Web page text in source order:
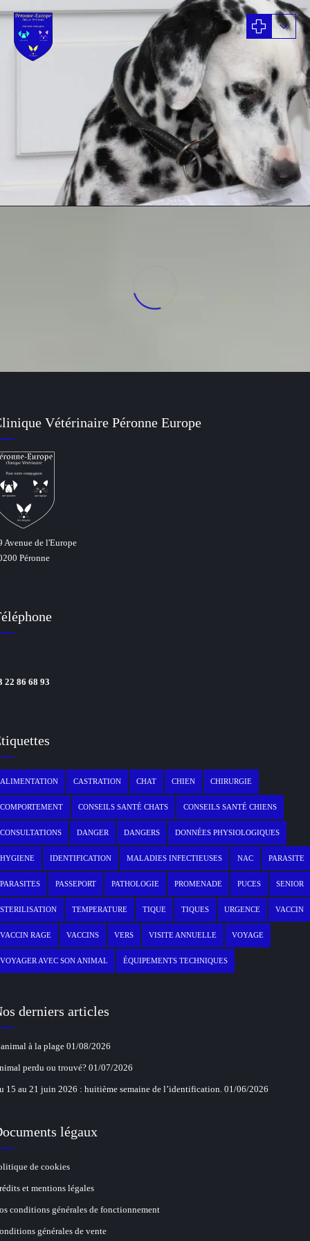
LES ACTUALITÉSde la
VétérinairePéronne
Vétérinaire Péronne Europe
Avenue de l'Europe
Péronne
22 86 68 93
ALIMENTATION CASTRATION CHAT CHIEN CHIRURGIE
COMPORTEMENT CONSEILS SANTÉ CHATS CONSEILS SANTÉ CHIENS
CONSULTATIONS DANGER DANGERS DONNÉES PHYSIOLOGIQUES
HYGIENE IDENTIFICATION MALADIES INFECTIEUSES NAC PARASITE
PARASITES PASSEPORT PATHOLOGIE PROMENADE PUCES SENIOR
STERILISATION TEMPERATURE TIQUE TIQUES URGENCE VACCIN
VACCIN RAGE VACCINS VERS VISITE ANNUELLE VOYAGE
VOYAGER AVEC SON ANIMAL ÉQUIPEMENTS TECHNIQUES
derniers articles
à la plage 01/08/2026
perdu ou trouvé? 01/07/2026
15 au 21 juin 2026 : huitième semaine de l’identification. 01/06/2026
légaux
de cookies
et mentions légales
conditions générales de fonctionnement
générales de vente